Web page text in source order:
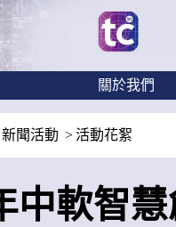
關於我們
新聞活動 活動花絮
中軟智